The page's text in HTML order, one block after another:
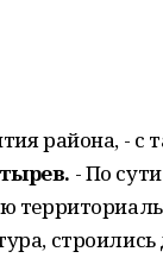
района, - с
- По
строились